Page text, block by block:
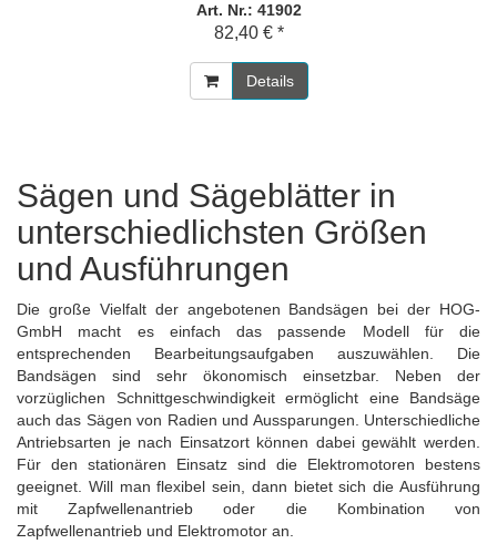
Art. Nr.: 41902
82,40 € *
Details
Sägen und Sägeblätter in
unterschiedlichsten Größen
und Ausführungen
Die große Vielfalt der angebotenen Bandsägen bei der HOG-
GmbH macht es einfach das passende Modell für die
entsprechenden Bearbeitungsaufgaben auszuwählen. Die
Bandsägen sind sehr ökonomisch einsetzbar. Neben der
vorzüglichen Schnittgeschwindigkeit ermöglicht eine Bandsäge
auch das Sägen von Radien und Aussparungen. Unterschiedliche
Antriebsarten je nach Einsatzort können dabei gewählt werden.
Für den stationären Einsatz sind die Elektromotoren bestens
geeignet. Will man flexibel sein, dann bietet sich die Ausführung
mit Zapfwellenantrieb oder die Kombination von
Zapfwellenantrieb und Elektromotor an.